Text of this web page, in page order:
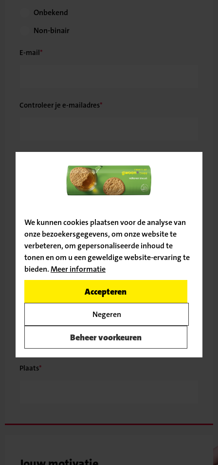
We kunnen cookies plaatsen voor de analyse van
onze bezoekersgegevens, om onze website te
verbeteren, om gepersonaliseerde inhoud te
tonen en om u een geweldige website-ervaring te
bieden.Meer informatie
Beheer voorkeuren
Negeren
Accepteren
Onbekend
Non-binair
E-mail
Controleer je e-mailadres
Postcode Huisnummer Toev. huisnr.
Plaats
Bevestig
Ga door naar de vacature
Terug naar
vacatureoverzicht